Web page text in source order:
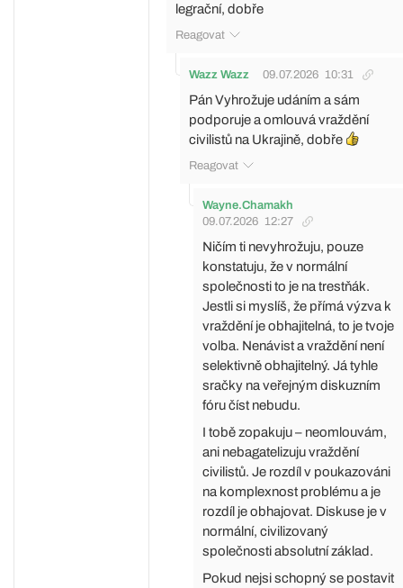
legrační, dobře
Reagovat
Wazz Wazz 09.07.2026 10:31
Pán Vyhrožuje udáním a sám
podporuje a omlouvá vraždění
civilistů na Ukrajině, dobře
Reagovat
Wayne.Chamakh
09.07.2026 12:27
Ničím ti nevyhrožuju, pouze
konstatuju, že v normální
společnosti to je na trestňák.
Jestli si myslíš, že přímá výzva k
vraždění je obhajitelná, to je tvoje
volba. Nenávist a vraždění není
selektivně obhajitelný. Já tyhle
sračky na veřejným diskuzním
fóru číst nebudu.
I tobě zopakuju – neomlouvám,
ani nebagatelizuju vraždění
civilistů. Je rozdíl v poukazováni
na komplexnost problému a je
rozdíl je obhajovat. Diskuse je v
normální, civilizovaný
společnosti absolutní základ.
Pokud nejsi schopný se postavit